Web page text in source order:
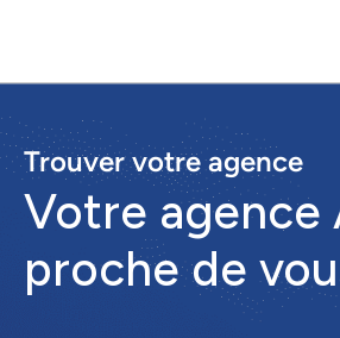
Trouver votre agence
Votre agence
proche de